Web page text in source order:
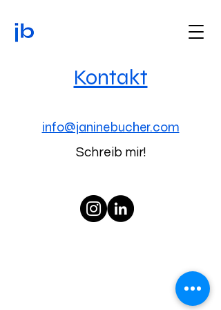
Kontakt
info@janinebucher.com
Schreib mir!